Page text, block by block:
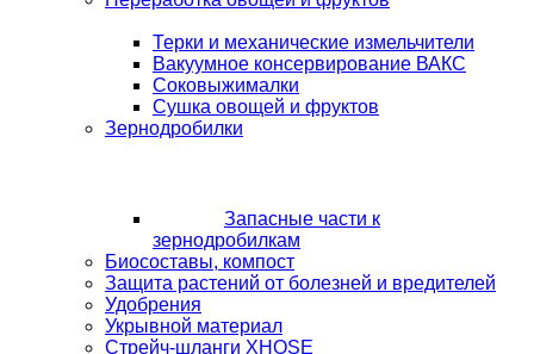
Терки и механические измельчители
Вакуумное консервирование ВАКС
Соковыжималки
Сушка овощей и фруктов
Зернодробилки
Запасные части к
зернодробилкам
Биосоставы, компост
Защита растений от болезней и вредителей
Удобрения
Укрывной материал
Стрейч-шланги XHOSE